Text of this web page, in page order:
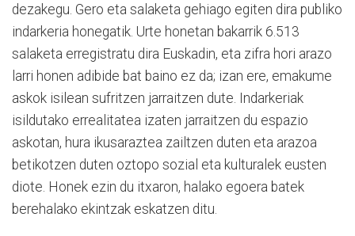
dezakegu. Gero eta salaketa gehiago egiten dira publiko
indarkeria honegatik. Urte honetan bakarrik 6.513
salaketa erregistratu dira Euskadin, eta zifra hori arazo
larri honen adibide bat baino ez da; izan ere, emakume
askok isilean sufritzen jarraitzen dute. Indarkeriak
isildutako errealitatea izaten jarraitzen du espazio
askotan, hura ikusaraztea zailtzen duten eta arazoa
betikotzen duten oztopo sozial eta kulturalek eusten
diote. Honek ezin du itxaron, halako egoera batek
berehalako ekintzak eskatzen ditu.